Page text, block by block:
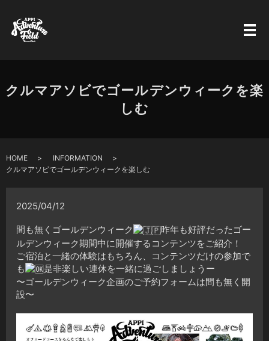
クルマアソビでゴールデンウィークを楽
しむ
HOME
INFORMATION
クルマアソビでゴールデンウィークを楽しむ
2025/04/12
間も無くゴールデンウィーク
昨年も好評だったゴー
ルデンウィーク期間中に開催するコンテンツをご紹介！
ご宿泊と一緒の体験はもちろん、コンテンツだけの参加で
も
是非楽しい連休を一緒に過ごしましょうー
〜ゴールデンウィーク企画のご予約フォームは間も無く開
設〜